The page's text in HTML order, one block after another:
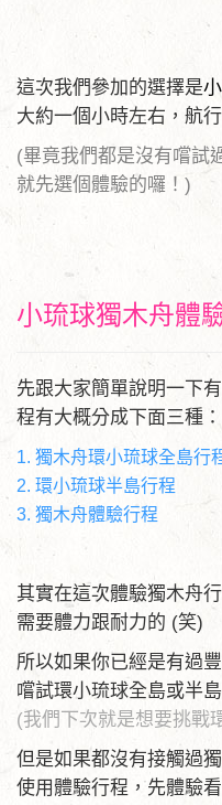
這次我們參加的選擇是
大約一個小時左右，航
(畢竟我們都是沒有嚐試
就先選個體驗的囉！)
小琉球獨木舟體
先跟大家簡單說明一下
程有大概分成下面三種：
1. 獨木舟環小琉球全島行
2. 環小琉球半島行程
3. 獨木舟體驗行程
其實在這次體驗獨木舟
需要體力跟耐力的 (笑)
所以如果你已經是有過
嚐試環小琉球全島或半
(我們下次就是想要挑戰
但是如果都沒有接觸過
使用體驗行程，先體驗